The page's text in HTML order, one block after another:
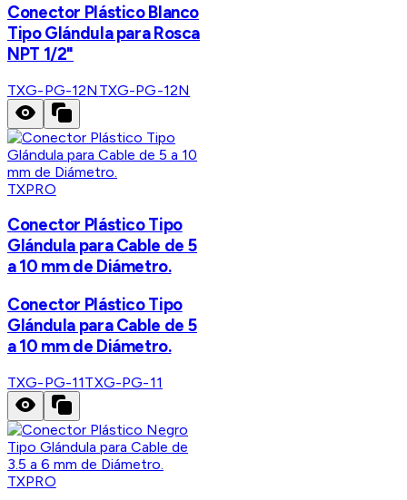
Conector Plástico Blanco
Tipo Glándula para Rosca
NPT 1/2"
TXG-PG-12N TXG-PG-12N
TXPRO
Conector Plástico Tipo
Glándula para Cable de 5
a 10 mm de Diámetro.
Conector Plástico Tipo
Glándula para Cable de 5
a 10 mm de Diámetro.
TXG-PG-11TXG-PG-11
TXPRO